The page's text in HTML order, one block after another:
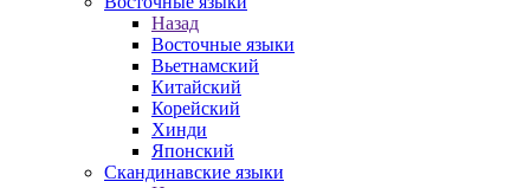
Назад
Восточные языки
Вьетнамский
Китайский
Корейский
Хинди
Японский
Скандинавские языки